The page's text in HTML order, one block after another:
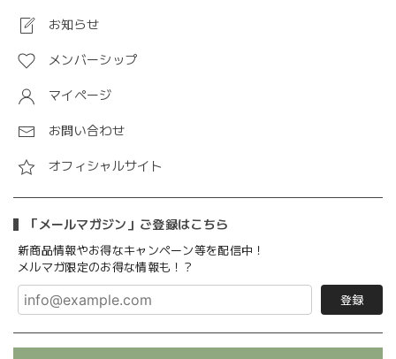
お知らせ
メンバーシップ
マイページ
お問い合わせ
オフィシャルサイト
「メールマガジン」ご登録はこちら
新商品情報やお得なキャンペーン等を配信中！
メルマガ限定のお得な情報も！？
登録